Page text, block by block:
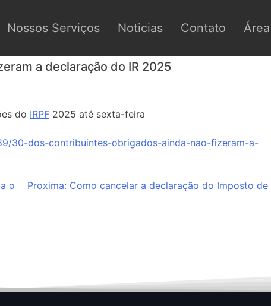
Nossos Serviços Noticias Contato
a declaração do IR 2025
do IRPF 2025 até sexta-feira
30-dos-contribuintes-obrigados-ainda-nao-fizeram-a-
o
Proxima: Como cancelar a declaração do Imposto de